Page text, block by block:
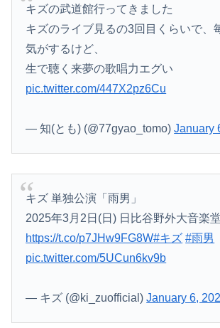
キズの武道館行ってきました
キズのライブ見るの3回目くらいで、
気がするけど、
生で聴く来夢の歌唱力エグい
pic.twitter.com/447X2pz6Cu
— 知(とも) (@77gyao_tomo)January
キズ 単独公演「雨男」
2025年3月2日(日) 日比谷野外大音楽堂
https://t.co/p7JHw9FG8W#キズ #雨男
pic.twitter.com/5UCun6kv9b
— キズ (@ki_zuofficial)January 6,